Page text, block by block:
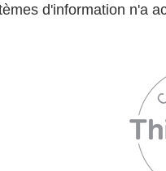
d'information n'a